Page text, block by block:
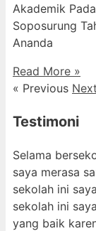
Akademik
Soposurung
⁠Ananda
Read More »
« Previous
Testimoni
Selama
saya merasa
sekolah ini
sekolah ini
yang baik